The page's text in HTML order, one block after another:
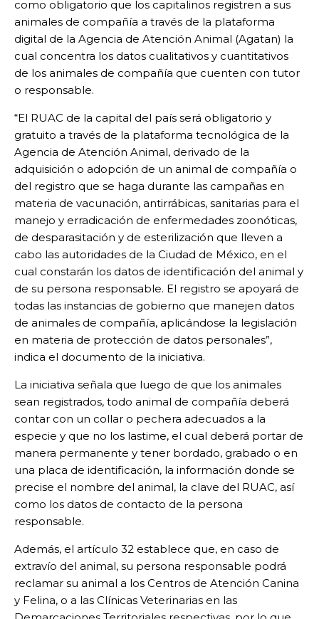
como obligatorio que los capitalinos registren a sus
animales de compañía a través de la plataforma
digital de la Agencia de Atención Animal (Agatan) la
cual concentra los datos cualitativos y cuantitativos
de los animales de compañía que cuenten con tutor
o responsable.
“El RUAC de la capital del país será obligatorio y
gratuito a través de la plataforma tecnológica de la
Agencia de Atención Animal, derivado de la
adquisición o adopción de un animal de compañía o
del registro que se haga durante las campañas en
materia de vacunación, antirrábicas, sanitarias para el
manejo y erradicación de enfermedades zoonóticas,
de desparasitación y de esterilización que lleven a
cabo las autoridades de la Ciudad de México, en el
cual constarán los datos de identificación del animal y
de su persona responsable. El registro se apoyará de
todas las instancias de gobierno que manejen datos
de animales de compañía, aplicándose la legislación
en materia de protección de datos personales”,
indica el documento de la iniciativa.
La iniciativa señala que luego de que los animales
sean registrados, todo animal de compañía deberá
contar con un collar o pechera adecuados a la
especie y que no los lastime, el cual deberá portar de
manera permanente y tener bordado, grabado o en
una placa de identificación, la información donde se
precise el nombre del animal, la clave del RUAC, así
como los datos de contacto de la persona
responsable.
Además, el artículo 32 establece que, en caso de
extravío del animal, su persona responsable podrá
reclamar su animal a los Centros de Atención Canina
y Felina, o a las Clínicas Veterinarias en las